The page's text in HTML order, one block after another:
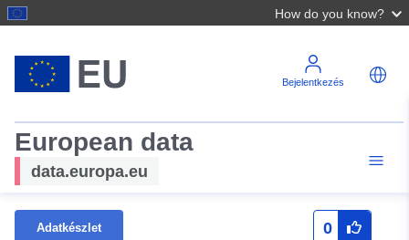
How do you know?
Bejelentkezés
European data
data.europa.eu
Adatkészlet 0